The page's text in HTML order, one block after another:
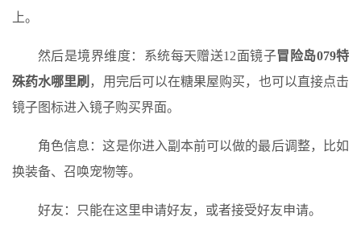
上。
然后是境界维度：系统每天赠送12面镜子冒险岛079特
殊药水哪里刷 ，用完后可以在糖果屋购买，也可以直接点击
镜子图标进入镜子购买界面。
角色信息：这是你进入副本前可以做的最后调整，比如
换装备、召唤宠物等。
好友：只能在这里申请好友，或者接受好友申请。